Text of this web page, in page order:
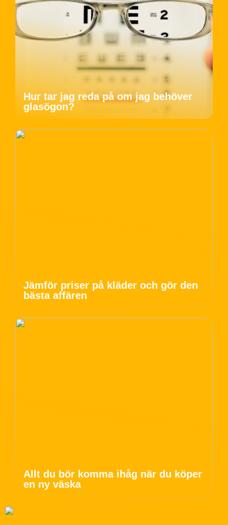
Hur tar jag reda på om jag behöver
glasögon?
Jämför priser på kläder och gör den
bästa affären
Allt du bör komma ihåg när du köper
en ny väska